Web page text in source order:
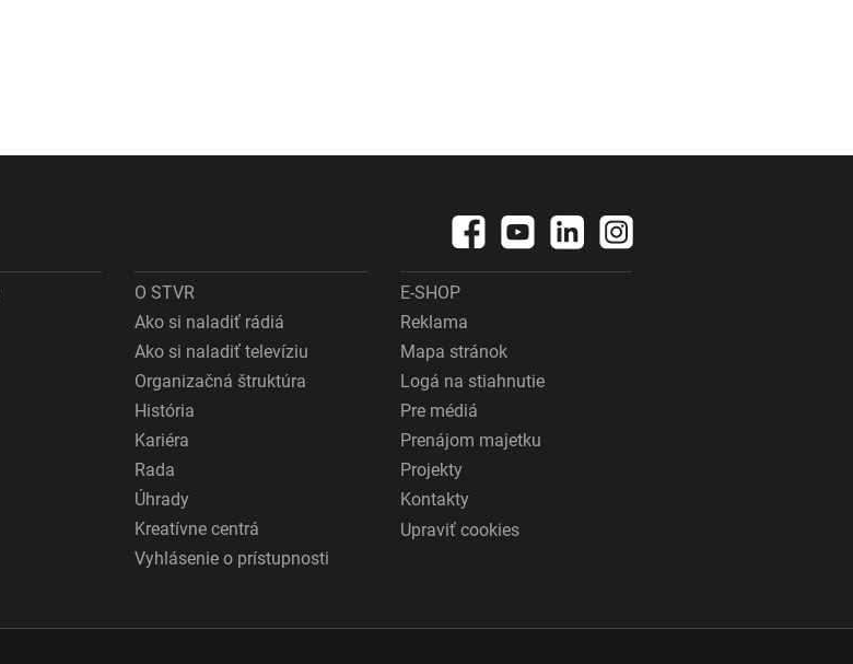
O STVR
Ako si naladiť rádiá
Ako si naladiť televíziu
Organizačná štruktúra
História
Kariéra
Rada
Úhrady
Kreatívne centrá
Vyhlásenie o prístupnosti
E-SHOP
Reklama
Mapa stránok
Logá na stiahnutie
Pre médiá
Prenájom majetku
Projekty
Kontakty
Upraviť cookies